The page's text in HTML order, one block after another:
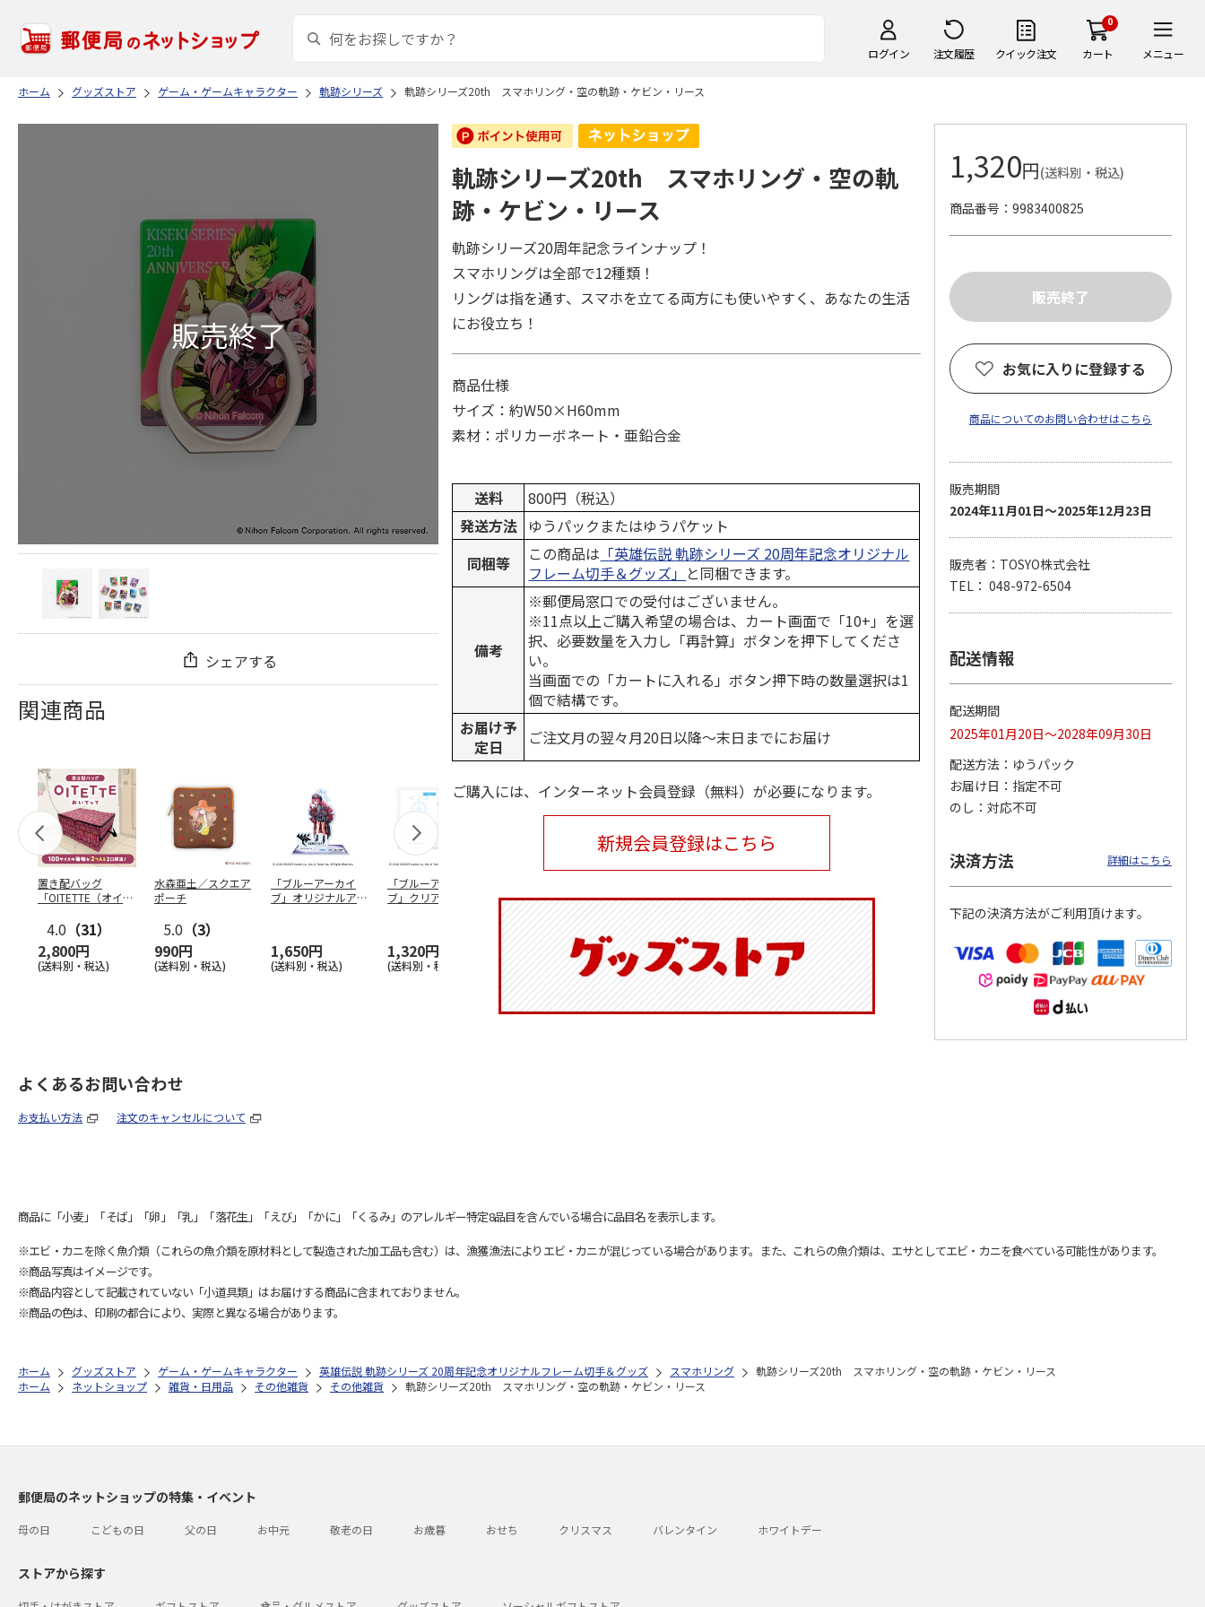
ログイン 注文履歴 クイック注文
0
カート メニュー
ホーム グッズストア ゲーム・ゲームキャラクター 軌跡シリーズ 軌跡シリーズ20th スマホリング・空の軌跡・ケビン・リース
シェアする
関連商品
置き配バッグ
「OITETTE（オイテ
4.0 （31）
2,800円
(送料別・税込)
水森亜土／スクエア
ポーチ
5.0 （3）
990円
(送料別・税込)
「ブルーアーカイ
ブ」オリジナルアク
1,650円
(送料別・税込)
「ブルーアーカイ
ブ」クリアファイル
1,320円
(送料別・税込)
奇妙な冒険 黄金の
風』チョコラータと
セッ
5.0
(送料別・税込)
ーセット
600円
(送料別・税込)
ケース
5.0
1,100円
(送料別・税込)
令和八年七月場所
優勝力士純金製小判
【安青錦】
リラックマ／クリア
750円
(送料別・税込)
「犬夜叉」アクリル
（殺生丸）
3,300円
(送料別・税込)
軌跡シリーズ20th スマホリング・空の軌
跡・ケビン・リース
軌跡シリーズ20周年記念ラインナップ！
スマホリングは全部で12種類！
リングは指を通す、スマホを立てる両方にも使いやすく、あなたの生活
にお役立ち！
商品仕様
サイズ：約W50×H60mm
素材：ポリカーボネート・亜鉛合金
送料
800円（税込）
発送方法 ゆうパックまたはゆうパケット
同梱等
この商品は 「英雄伝説 軌跡シリーズ 20周年記念オリジナル
フレーム切手＆グッズ」 と同梱できます。
備考
※郵便局窓口での受付はございません。
※11点以上ご購入希望の場合は、カート画面で「10+」を選
択、必要数量を入力し「再計算」ボタンを押下してくださ
い。
当画面での「カートに入れる」ボタン押下時の数量選択は1
個で結構です。
お届け予
定日
ご注文月の翌々月20日以降～末日までにお届け
ご購入には、インターネット会員登録（無料）が必要になります。
新規会員登録はこちら
1,320円(送料別・税込)
商品番号
9983400825
お気に入りに登録する
商品についてのお問い合わせはこちら
販売期間
2024年11月01日～2025年12月23日
販売者：TOSYO株式会社
TEL： 048-972-6504
配送情報
配送期間
2025年01月20日～2028年09月30日
配送方法
ゆうパック
お届け日
指定不可
のし
対応不可
決済方法 詳細はこちら
下記の決済方法がご利用頂けます。
よくあるお問い合わせ
お支払い方法 注文のキャンセルについて
商品に「小麦」「そば」「卵」「乳」「落花生」「えび」「かに」「くるみ」のアレルギー特定8品目を含んでいる場合に品目名を表示します。
※エビ・カニを除く魚介類（これらの魚介類を原材料として製造された加工品も含む）は、漁獲漁法によりエビ・カニが混じっている場合があります。また、これらの魚介類は、エサとしてエビ・カニを食べている可能性があります。
※商品写真はイメージです。
※商品内容として記載されていない「小道具類」はお届けする商品に含まれておりません。
※商品の色は、印刷の都合により、実際と異なる場合があります。
ホーム グッズストア ゲーム・ゲームキャラクター 英雄伝説 軌跡シリーズ 20周年記念オリジナルフレーム切手＆グッズ スマホリング
軌跡シリーズ20th スマホリング・空の軌跡・ケビン・リース
ホーム
ネットショップ 雑貨・日用品 その他雑貨 その他雑貨 軌跡シリーズ20th スマホリング・空の軌跡・ケビン・リース
郵便局のネットショップの特集・イベント
母の日 こどもの日 父の日 お中元 敬老の日 お歳暮 おせち クリスマス バレンタイン ホワイトデー
ストアから探す